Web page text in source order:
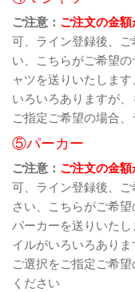
ご注意： ご注文の金
可、ライン登録後、
い、こちらがご希望
ャツを送りいたしま
いろいろありますが
ご指定ご希望の場合
⑤パーカー
ご注意： ご注文の金
可、ライン登録後、
さい、こちらがご希
パーカーを送りいた
イルがいろいろあり
ご選択をご指定ご希
ください